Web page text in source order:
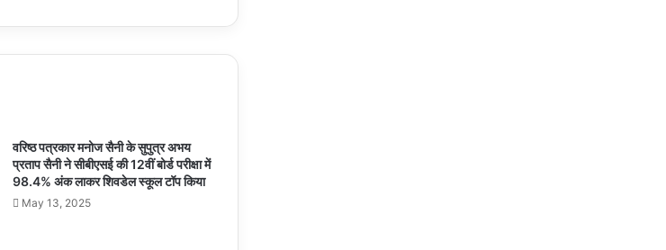
वरिष्ठ पत्रकार मनोज सैनी के सुपुत्र अभय
प्रताप सैनी ने सीबीएसई की 12वीं बोर्ड परीक्षा में
98.4% अंक लाकर शिवडेल स्कूल टॉप किया
May 13, 2025